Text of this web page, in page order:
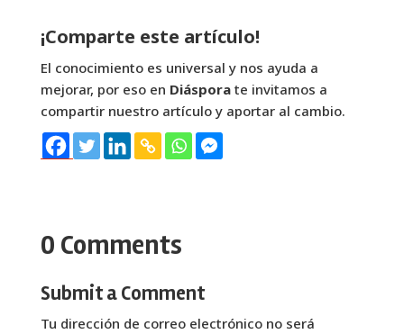
¡Comparte este artículo!
El conocimiento es universal y nos ayuda a
mejorar, por eso en Diásporate invitamos a
compartir nuestro artículo y aportar al cambio.
0 Comments
Submit a Comment
Tu dirección de correo electrónico no será